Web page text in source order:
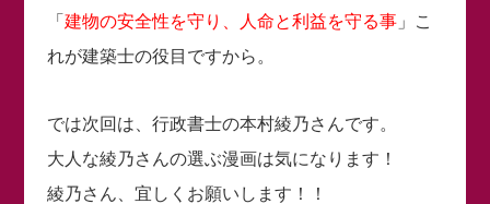
「 建物の安全性を守り、人命と利益を守る事」こ
れが建築士の役目ですから。
では次回は、行政書士の本村綾乃さんです。
大人な綾乃さんの選ぶ漫画は気になります！
綾乃さん、宜しくお願いします！！